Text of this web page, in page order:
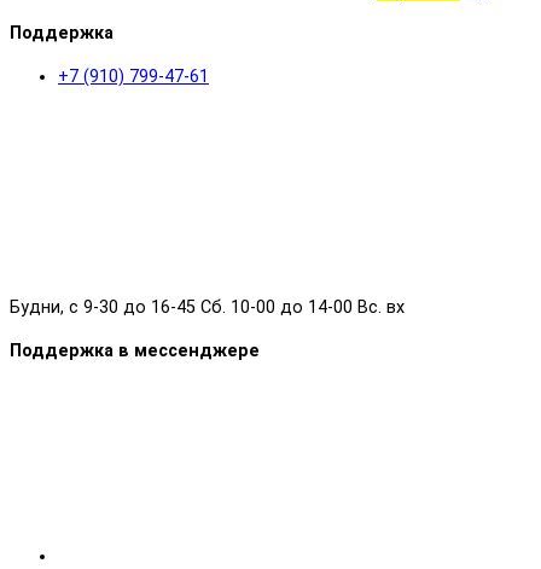
Поддержка
+7 (910) 799-47-61
Будни, с 9-30 до 16-45 Сб. 10-00 до 14-00 Вс. вх
Поддержка в мессенджере